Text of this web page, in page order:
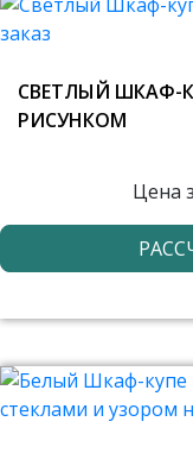
СВЕТЛЫЙ ШКАФ-
РИСУНКОМ
Цена